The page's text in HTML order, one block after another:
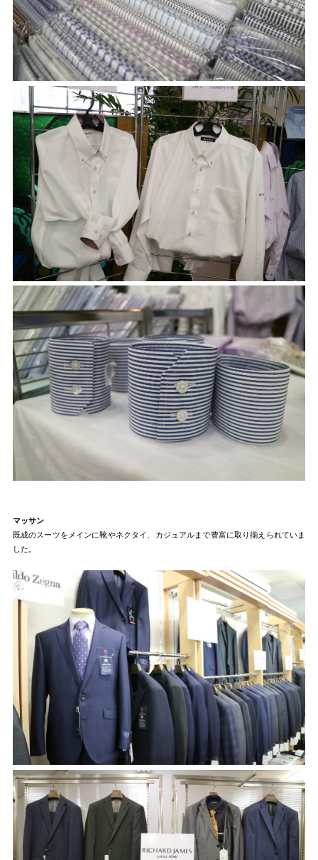
マッサン
既成のスーツをメインに靴やネクタイ、カジュアルまで豊富に取り揃えられていま
した。